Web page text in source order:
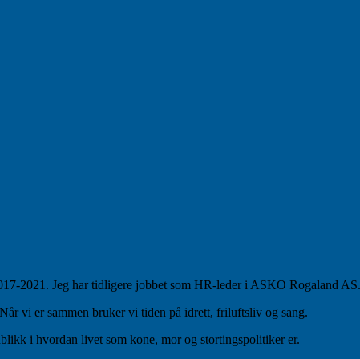
2021. Jeg har tidligere jobbet som HR-leder i ASKO Rogaland AS.
vi er sammen bruker vi tiden på idrett, friluftsliv og sang.
i hvordan livet som kone, mor og stortingspolitiker er.